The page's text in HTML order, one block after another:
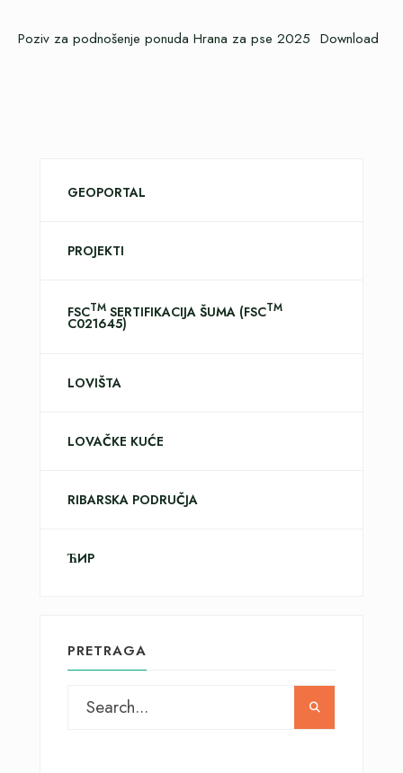
Poziv za podnošenje ponuda Hrana za pse 2025 Download
GEOPORTAL
PROJEKTI
FSCTM SERTIFIKACIJA ŠUMA (FSCTM
C021645)
LOVIŠTA
LOVAČKE KUĆE
RIBARSKA PODRUČJA
ЋИР
PRETRAGA